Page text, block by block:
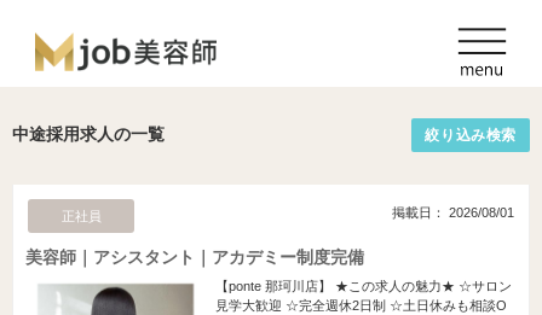
中途採用求人の一覧 絞り込み検索
正社員 掲載日： 2026/08/01
美容師｜アシスタント｜アカデミー制度完備
【ponte 那珂川店】 ★この求人の魅力★ ☆サロン
見学大歓迎 ☆完全週休2日制 ☆土日休みも相談O